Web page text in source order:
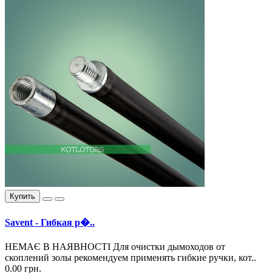
Купить
Savent - Гибкая р�..
НЕМАЄ В НАЯВНОСТІ Для очистки дымоходов от
скоплений золы рекомендуем применять гибкие ручки, кот..
0.00 грн.